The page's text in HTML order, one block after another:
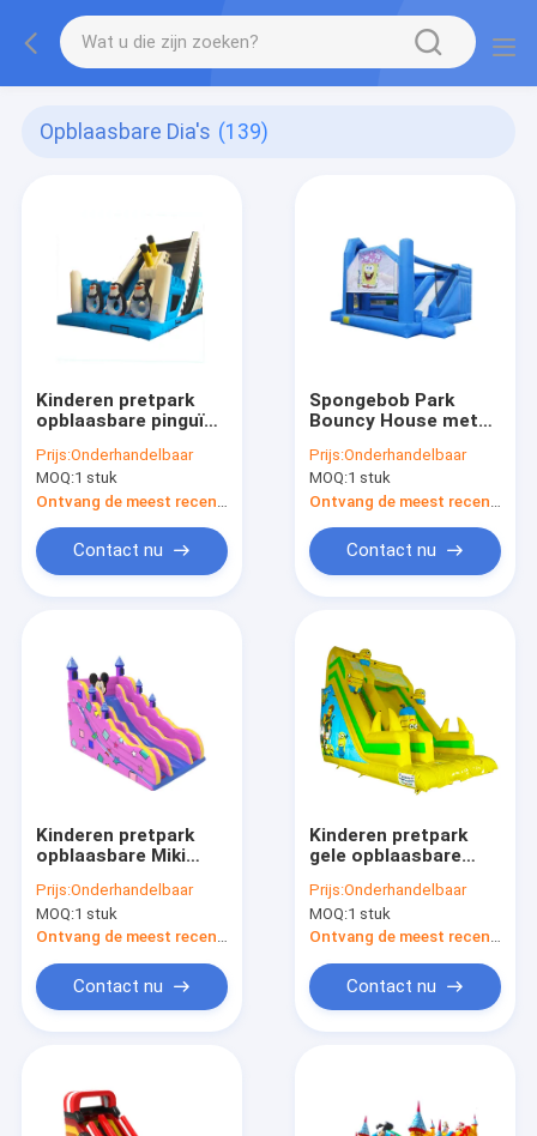
Opblaasbare Dia's (139)
Kinderen pretpark
opblaasbare pinguïn
Prijs:Onderhandelbaar
MOQ:1 stuk
Contact nu
Spongebob Park
Bouncy House met
te huur
Prijs:Onderhandelbaar
MOQ:1 stuk
Contact nu
Kinderen pretpark
opblaasbare Miki
huur
Prijs:Onderhandelbaar
MOQ:1 stuk
Contact nu
Kinderen pretpark
gele opblaasbare
huur
Prijs:Onderhandelbaar
MOQ:1 stuk
Contact nu